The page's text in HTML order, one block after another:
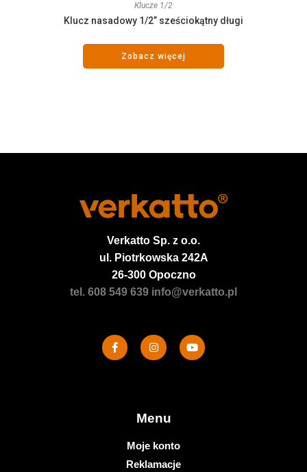
Klucze 1/2
Klucz nasadowy 1/2” sześciokątny długi
Zobacz więcej
Verkatto Sp. z o.o.
ul. Piotrkowska 242A
26-300 Opoczno
tel. 608 549 639 info@verkatto.pl
Menu
Moje konto
Reklamacje